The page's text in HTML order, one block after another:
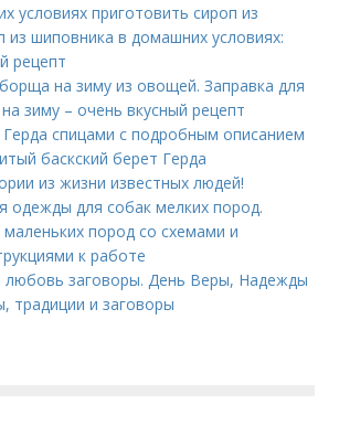
условиях приготовить сироп из
из шиповника в домашних условиях:
рецепт
на зиму из овощей. Заправка для
зиму – очень вкусный рецепт
спицами с подробным описанием
баскский берет Герда
из жизни известных людей!
одежды для собак мелких пород.
пород со схемами и
к работе
любовь заговоры. День Веры, Надежды
традиции и заговоры